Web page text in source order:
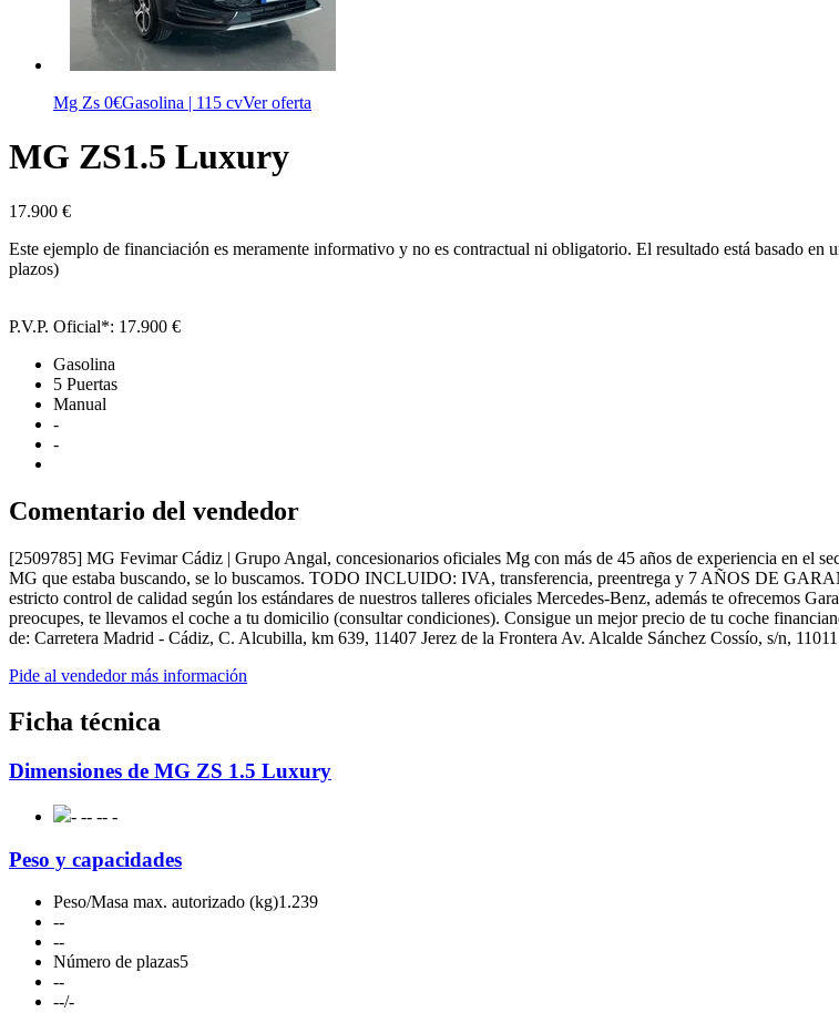
Mg Zs 0€Gasolina | 115 cvVer oferta
MG ZS1.5 Luxury
17.900 €
Este ejemplo de financiación es meramente informativo y no es contractual ni obligatorio. El resultado está basado
plazos)
P.V.P. Oficial*: 17.900 €
Gasolina
5 Puertas
Manual
-
-
Comentario del vendedor
[2509785] MG Fevimar Cádiz | Grupo Angal, concesionarios oficiales Mg con más de 45 años de experiencia en el
MG que estaba buscando, se lo buscamos. TODO INCLUIDO: IVA, transferencia, preentrega y 7 AÑOS DE
estricto control de calidad según los estándares de nuestros talleres oficiales Mercedes-Benz, además te ofrecemos
preocupes, te llevamos el coche a tu domicilio (consultar condiciones). Consigue un mejor precio de tu coche
de: Carretera Madrid - Cádiz, C. Alcubilla, km 639, 11407 Jerez de la Frontera Av. Alcalde Sánchez Cossío, s/n,
Pide al vendedor más información
Ficha técnica
Dimensiones de MG ZS 1.5 Luxury
- -- -- -
Peso y capacidades
Peso/Masa max. autorizado (kg)1.239
--
--
Número de plazas5
--
--/-